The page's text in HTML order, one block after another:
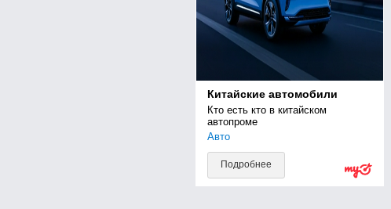
Китайские автомобили
Кто есть кто в китайском
автопроме
Авто
Подробнее